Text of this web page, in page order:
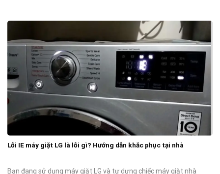
Lỗi IE máy giặt LG là lỗi gì? Hướng dẫn khắc phục tại nhà
Bạn đang sử dụng máy giặt LG và tự dưng chiếc máy giặt nhà